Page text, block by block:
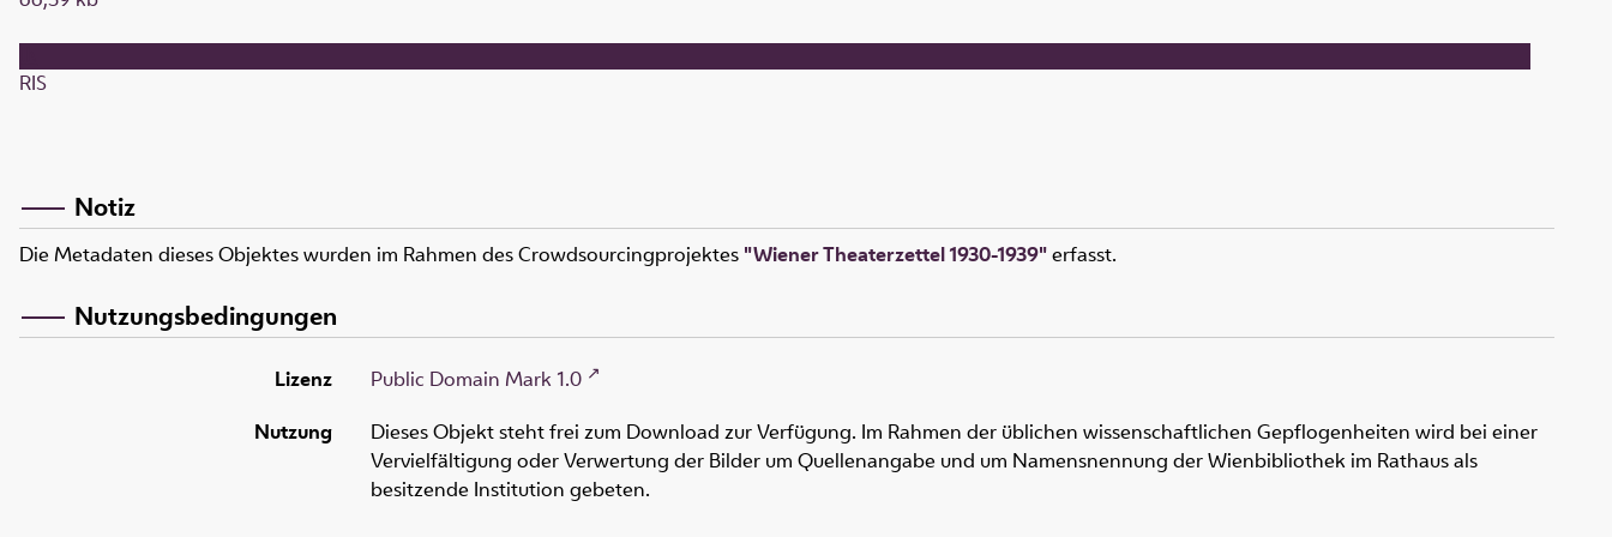
RIS
Notiz
Die Metadaten dieses Objektes wurden im Rahmen des Crowdsourcingprojektes "Wiener Theaterzettel 1930-1939"erfasst.
Nutzungsbedingungen
Lizenz
Public Domain Mark 1.0
Nutzung
Dieses Objekt steht frei zum Download zur Verfügung. Im Rahmen der üblichen wissenschaftlichen Gepflogenheiten wird bei einer
Vervielfältigung oder Verwertung der Bilder um Quellenangabe und um Namensnennung der Wienbibliothek im Rathaus als
besitzende Institution gebeten.